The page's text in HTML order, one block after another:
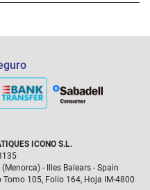
ICONO S.L.
- Illes Balears - Spain
105, Folio 164, Hoja IM-4800